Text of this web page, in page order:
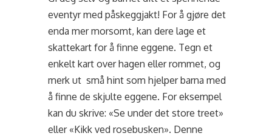
eventyr med påskeggjakt! For å gjøre det
enda mer morsomt, kan dere lage et
skattekart for å finne eggene. Tegn et
enkelt kart over hagen eller rommet, og
merk ut små hint som hjelper barna med
å finne de skjulte eggene. For eksempel
kan du skrive: «Se under det store treet»
eller «Kikk ved rosebusken». Denne